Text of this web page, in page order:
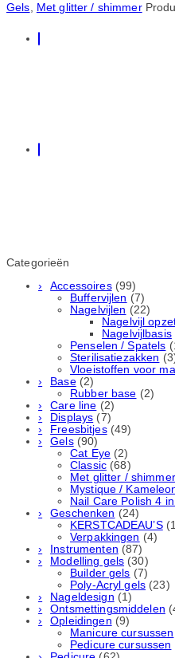
Gels
Met glitter / shimmer
Categorieën
Accessoires (99)
Buffervijlen (7)
Nagelvijlen (22)
Nagelvijl
Nagelvijlbasis
Penselen / Spatels
Sterilisatiezakken
Vloeistoffen voor
Base (2)
Rubber basе (2)
Care line (2)
Displays (7)
Freesbitjes (49)
Gels (90)
Cat Eye (2)
Classic (68)
Met glitter / shimmer
Mystique /
Nail Care Polish 4 in
Geschenken (24)
KERSTCADEAU’S
Verpakkingen (4)
Instrumenten (87)
Modelling gels (30)
Builder gels (7)
Poly-Acryl gels (23)
Nageldesign (1)
Ontsmettingsmiddelen
Opleidingen (9)
Manicure cursussen
Pedicure cursussen